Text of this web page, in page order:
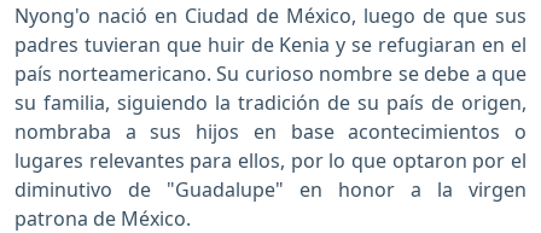
Nyong'o nació en Ciudad de México, luego de que sus
padres tuvieran que huir de Kenia y se refugiaran en el
país norteamericano. Su curioso nombre se debe a que
su familia, siguiendo la tradición de su país de origen,
nombraba a sus hijos en base acontecimientos o
lugares relevantes para ellos, por lo que optaron por el
diminutivo de "Guadalupe" en honor a la virgen
patrona de México.